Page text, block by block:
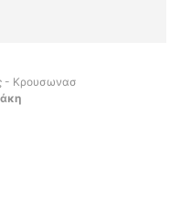
- Κρουσωνασ